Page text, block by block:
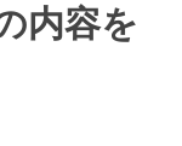
内容を